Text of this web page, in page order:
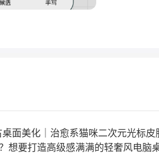
面美化｜治愈系猫咪二次元光标皮
想要打造高级感满满的轻奢风电脑